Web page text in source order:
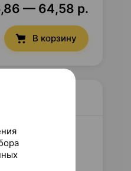
— 64,58 р.
В корзину